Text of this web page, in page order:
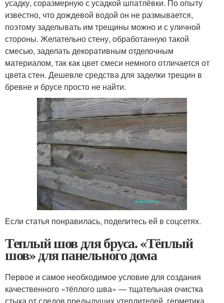
усадку, соразмерную с усадкой шпатлёвки. По опыту
известно, что дождевой водой он не размывается,
поэтому заделывать им трещины можно и с уличной
стороны. Желательно стену, обработанную такой
смесью, заделать декоративным отделочным
материалом, так как цвет смеси немного отличается от
цвета стен. Дешевле средства для заделки трещин в
бревне и брусе просто не найти.
Если статья понравилась, поделитесь ей в соцсетях.
Теплый шов для бруса. «Тёплый
шов» для панельного дома
Первое и самое необходимое условие для создания
качественного «тёплого шва» — тщательная очистка